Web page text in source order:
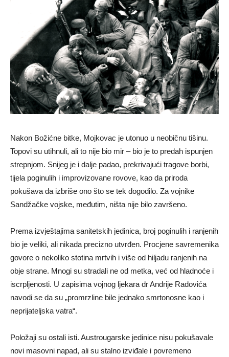
Nakon Božićne bitke, Mojkovac je utonuo u neobičnu tišinu.
Topovi su utihnuli, ali to nije bio mir – bio je to predah ispunjen
strepnjom. Snijeg je i dalje padao, prekrivajući tragove borbi,
tijela poginulih i improvizovane rovove, kao da priroda
pokušava da izbriše ono što se tek dogodilo. Za vojnike
Sandžačke vojske, međutim, ništa nije bilo završeno.
Prema izvještajima sanitetskih jedinica, broj poginulih i ranjenih
bio je veliki, ali nikada precizno utvrđen. Procjene savremenika
govore o nekoliko stotina mrtvih i više od hiljadu ranjenih na
obje strane. Mnogi su stradali ne od metka, već od hladnoće i
iscrpljenosti. U zapisima vojnog ljekara dr Andrije Radovića
navodi se da su „promrzline bile jednako smrtonosne kao i
neprijateljska vatra“.
Položaji su ostali isti. Austrougarske jedinice nisu pokušavale
novi masovni napad, ali su stalno izviđale i povremeno